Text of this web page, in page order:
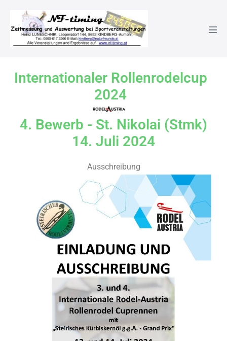
4. Bewerb – St. Nikolai
Internationaler Rollenrodelcup
2024
4. Bewerb - St. Nikolai (Stmk)
14. Juli 2024
Ausschreibung